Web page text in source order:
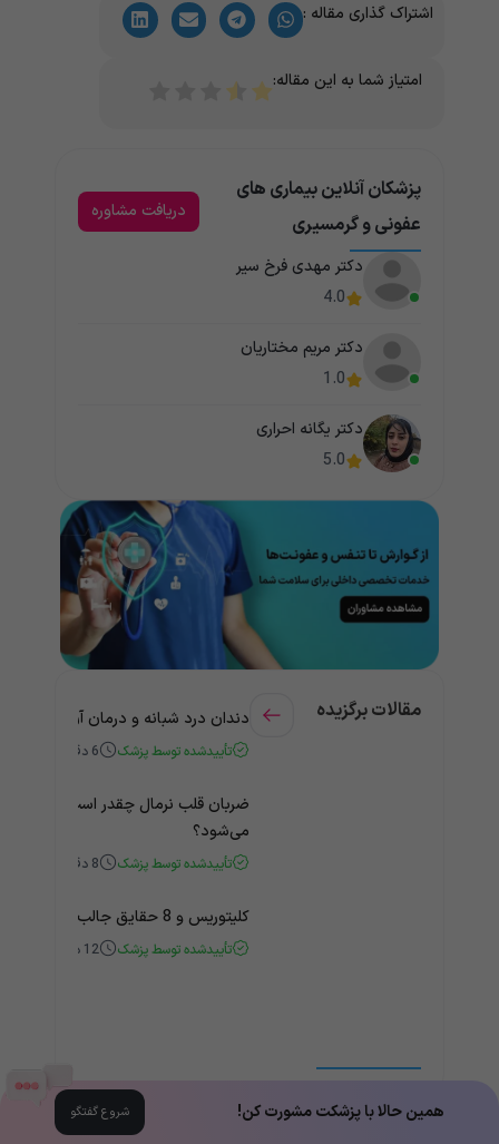
اشتراک گذاری مقاله :
امتیاز شما به این مقاله:
پزشکان آنلاین بیماری های
عفونی و گرمسیری
دریافت مشاوره
دکتر مهدی فرخ سیر
4.0
دکتر مریم مختاریان
1.0
دکتر یگانه احراری
5.0
مقالات برگزیده دندان درد شبانه و درمان آن +
تأییدشده توسط پزشک 6 دقیقه
ضربان قلب نرمال چقدر است؟ چه
می‌شود؟
تأییدشده توسط پزشک 8 دقیقه
کلیتوریس و 8 حقایق جالب و باورنکردنی درباره آن
تأییدشده توسط پزشک 12 دقیقه
مقالات همه‌ی دسته‌بندی‌ها
همین حالا با پزشکت مشورت کن! شروع گفتگو